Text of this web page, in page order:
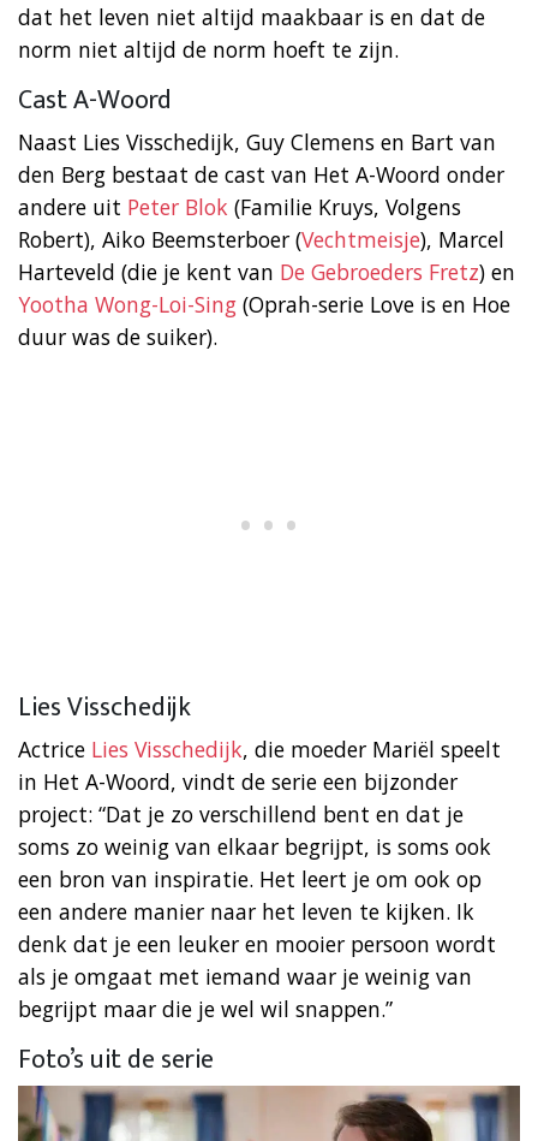
dat het leven niet altijd maakbaar is en dat de
norm niet altijd de norm hoeft te zijn.
Cast A-Woord
Naast Lies Visschedijk, Guy Clemens en Bart van
den Berg bestaat de cast van Het A-Woord onder
andere uit Peter Blok (Familie Kruys, Volgens
Robert), Aiko Beemsterboer (Vechtmeisje), Marcel
Harteveld (die je kent van De Gebroeders Fretz) en
Yootha Wong-Loi-Sing (Oprah-serie Love is en Hoe
duur was de suiker).
Lies Visschedijk
Actrice Lies Visschedijk, die moeder Mariël speelt
in Het A-Woord, vindt de serie een bijzonder
project: “Dat je zo verschillend bent en dat je
soms zo weinig van elkaar begrijpt, is soms ook
een bron van inspiratie. Het leert je om ook op
een andere manier naar het leven te kijken. Ik
denk dat je een leuker en mooier persoon wordt
als je omgaat met iemand waar je weinig van
begrijpt maar die je wel wil snappen.”
Foto’s uit de serie